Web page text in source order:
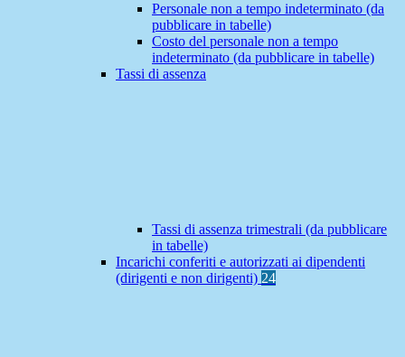
Personale non a tempo indeterminato (da
pubblicare in tabelle)
Costo del personale non a tempo
indeterminato (da pubblicare in tabelle)
Tassi di assenza
Tassi di assenza trimestrali (da pubblicare
in tabelle)
Incarichi conferiti e autorizzati ai dipendenti
(dirigenti e non dirigenti) 24